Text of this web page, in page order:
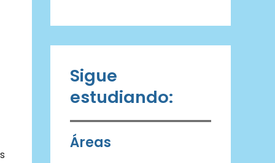
Sigue
estudiando:
Áreas